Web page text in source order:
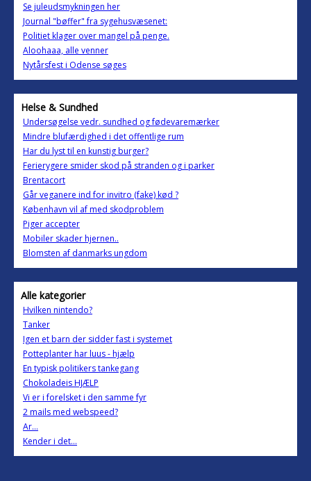
Se juleudsmykningen her
Journal "bøffer" fra sygehusvæsenet:
Politiet klager over mangel på penge.
Aloohaaa, alle venner
Nytårsfest i Odense søges
Helse & Sundhed
Undersøgelse vedr. sundhed og fødevaremærker
Mindre blufærdighed i det offentlige rum
Har du lyst til en kunstig burger?
Ferierygere smider skod på stranden og i parker
Brentacort
Går veganere ind for invitro (fake) kød ?
København vil af med skodproblem
Piger accepter
Mobiler skader hjernen..
Blomsten af danmarks ungdom
Alle kategorier
Hvilken nintendo?
Tanker
Igen et barn der sidder fast i systemet
Potteplanter har luus - hjælp
En typisk politikers tankegang
Chokoladeis HJÆLP
Vi er i forelsket i den samme fyr
2 mails med webspeed?
Ar...
Kender i det...